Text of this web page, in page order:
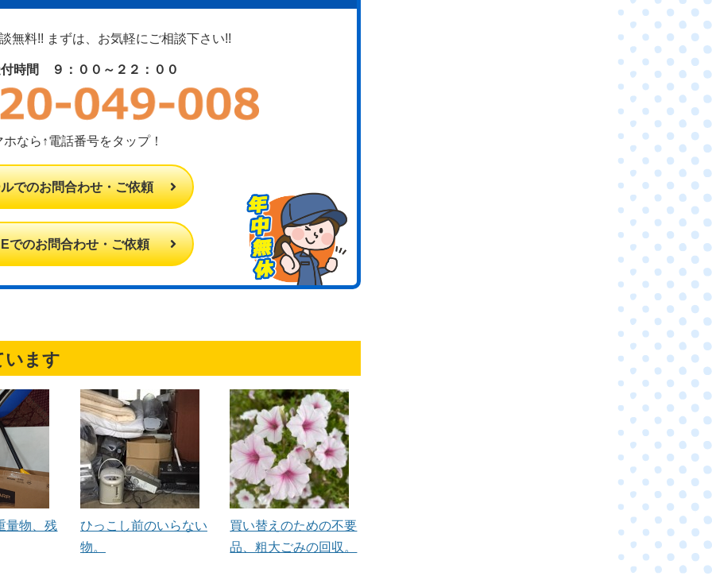
無料!! まずは、お気軽にご相談下さい!!
時間 ９：００～２２：００
ホなら↑電話番号をタップ！
でのお問合わせ・ご依頼
でのお問合わせ・ご依頼
います
量物、残
ひっこし前のいらない
物。
買い替えのための不要
品、粗大ごみの回収。